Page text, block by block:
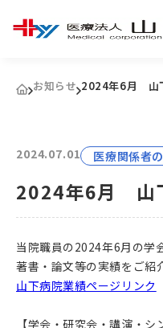
お知らせ 2024年6月 山
2024.07.01 医療関係者
2024年6月 山
当院職員の2024年6月の学
著書・論文等の実績をご紹
山下病院業績ページリンク
【学会・研究会・講演・シ